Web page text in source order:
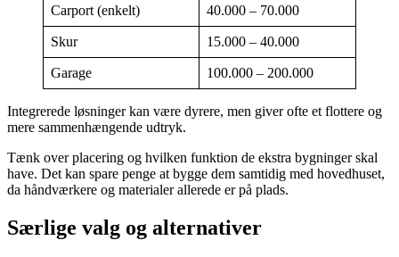
Carport (enkelt) 40.000 – 70.000
Skur 15.000 – 40.000
Garage 100.000 – 200.000
Integrerede løsninger kan være dyrere, men giver ofte et flottere og
mere sammenhængende udtryk.
Tænk over placering og hvilken funktion de ekstra bygninger skal
have. Det kan spare penge at bygge dem samtidig med hovedhuset,
da håndværkere og materialer allerede er på plads.
Særlige valg og alternativer